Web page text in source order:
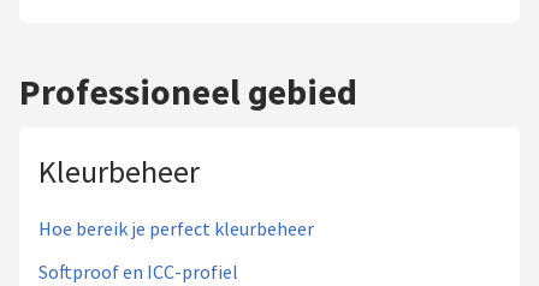
Professioneel gebied
Kleurbeheer
Hoe bereik je perfect kleurbeheer
Softproof en ICC-profiel